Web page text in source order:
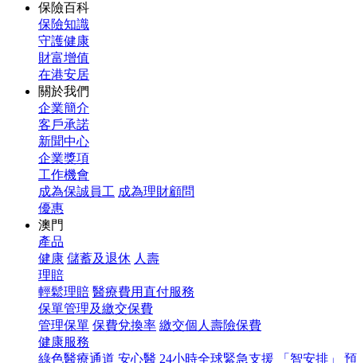
保險百科
保險知識
守護健康
財富增值
在港安居
關於我們
企業簡介
客戶承諾
新聞中心
企業獎項
工作機會
成為保誠員工 成為理財顧問
優惠
澳門
產品
健康 儲蓄及退休 人壽
理賠
輕鬆理賠 醫療費用直付服務
保單管理及繳交保費
管理保單 保費兌換率 繳交個人壽險保費
健康服務
綠色醫療通道 安心醫 24小時全球緊急支援 「智安排」